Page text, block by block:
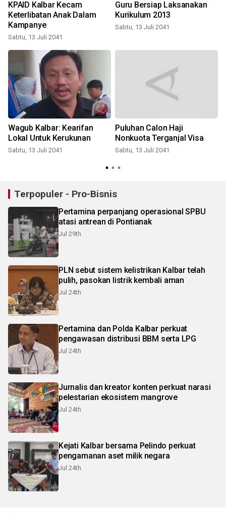
KPAID Kalbar Kecam
Keterlibatan Anak Dalam
Kampanye
Sabtu, 13 Juli 2041
Guru Bersiap Laksanakan
Kurikulum 2013
Sabtu, 13 Juli 2041
Wagub Kalbar: Kearifan
Lokal Untuk Kerukunan
Sabtu, 13 Juli 2041
Puluhan Calon Haji
Nonkuota Terganjal Visa
Sabtu, 13 Juli 2041
Terpopuler - Pro-Bisnis
Pertamina perpanjang operasional SPBU
atasi antrean di Pontianak
Jul 29th
PLN sebut sistem kelistrikan Kalbar telah
pulih, pasokan listrik kembali aman
Jul 24th
Pertamina dan Polda Kalbar perkuat
pengawasan distribusi BBM serta LPG
Jul 24th
Jurnalis dan kreator konten perkuat narasi
pelestarian ekosistem mangrove
Jul 24th
Kejati Kalbar bersama Pelindo perkuat
pengamanan aset milik negara
Jul 24th